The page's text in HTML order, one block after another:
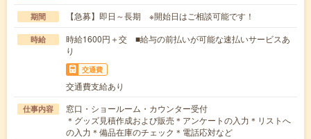
期間 【急募】即日～長期 ※開始日はご相談可能です！
時給
時給1600円＋交 ■給与の前払いが可能な速払いサービスあ
り
交通費
交通費支給あり
仕事内容
窓口・ショールーム・カウンター受付
＊グッズ見積作成および販売＊アンケートの入力＊リストへ
の入力＊備品在庫のチェック＊電話応対など